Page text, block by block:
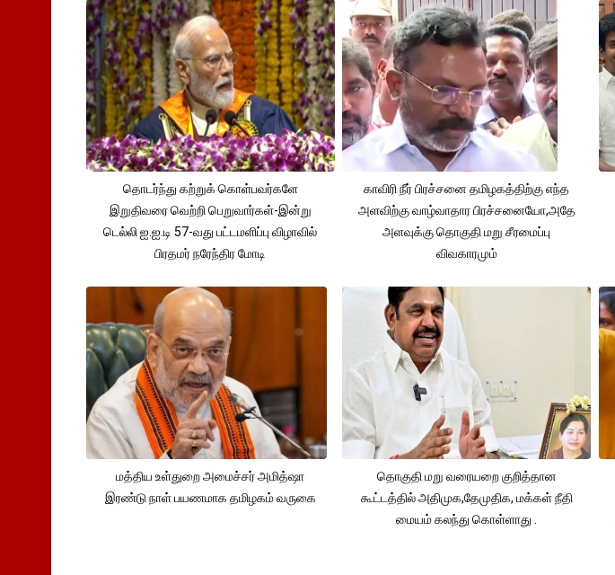
தொடர்ந்து கற்றுக் கொள்பவர்களே
இறுதிவரை வெற்றி பெறுவார்கள்-இன்று
டெல்லி ஐ.ஐ.டி 57-வது பட்டமளிப்பு விழாவில்
பிரதமர் நரேந்திர மோடி
காவிரி நீர் பிரச்சனை தமிழகத்திற்கு எந்த
அளவிற்கு வாழ்வாதார பிரச்சனையோ,அதே
அளவுக்கு தொகுதி மறு சீரமைப்பு
விவகாரமும்
மத்திய உள்துறை அமைச்சர் அமித்ஷா
இரண்டு நாள் பயணமாக தமிழகம் வருகை
தொகுதி மறு வரையறை குறித்தான
கூட்டத்தில் அதிமுக,தேமுதிக, மக்கள் நீதி
மையம் கலந்து கொள்ளாது .